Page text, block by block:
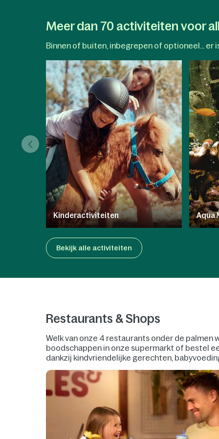
Appverandert elke stap of trap in een
natuurwonderen van het park onthult.
Meer dan 70 activiteiten voor
Binnen of buiten, inbegrepen of optioneel... er
Kinderactiviteiten Aqua
Bekijk alle activiteiten
Restaurants & Shops
Welk van onze 4 restaurants onder de
boodschappen in onze supermarkt of bestel
dankzij kindvriendelijke gerechten,